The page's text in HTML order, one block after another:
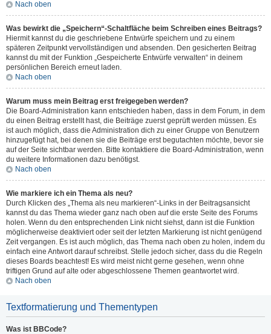
Nach oben
Was bewirkt die „Speichern“-Schaltfläche beim Schreiben eines Beitrags?
Hiermit kannst du die geschriebene Entwürfe speichern und zu einem
späteren Zeitpunkt vervollständigen und absenden. Den gesicherten Beitrag
kannst du mit der Funktion „Gespeicherte Entwürfe verwalten“ in deinem
persönlichen Bereich erneut laden.
Nach oben
Warum muss mein Beitrag erst freigegeben werden?
Die Board-Administration kann entschieden haben, dass in dem Forum, in dem
du einen Beitrag erstellt hast, die Beiträge zuerst geprüft werden müssen. Es
ist auch möglich, dass die Administration dich zu einer Gruppe von Benutzern
hinzugefügt hat, bei denen sie die Beiträge erst begutachten möchte, bevor sie
auf der Seite sichtbar werden. Bitte kontaktiere die Board-Administration, wenn
du weitere Informationen dazu benötigst.
Nach oben
Wie markiere ich ein Thema als neu?
Durch Klicken des „Thema als neu markieren“-Links in der Beitragsansicht
kannst du das Thema wieder ganz nach oben auf die erste Seite des Forums
holen. Wenn du den entsprechenden Link nicht siehst, dann ist die Funktion
möglicherweise deaktiviert oder seit der letzten Markierung ist nicht genügend
Zeit vergangen. Es ist auch möglich, das Thema nach oben zu holen, indem du
einfach eine Antwort darauf schreibst. Stelle jedoch sicher, dass du die Regeln
dieses Boards beachtest! Es wird meist nicht gerne gesehen, wenn ohne
triftigen Grund auf alte oder abgeschlossene Themen geantwortet wird.
Nach oben
Textformatierung und Thementypen
Was ist BBCode?